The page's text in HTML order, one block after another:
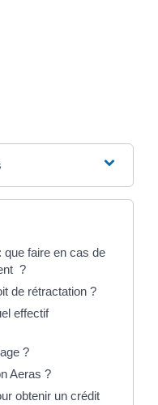
faire en cas de
?
de rétractation ?
effectif
?
Aeras ?
obtenir un crédit